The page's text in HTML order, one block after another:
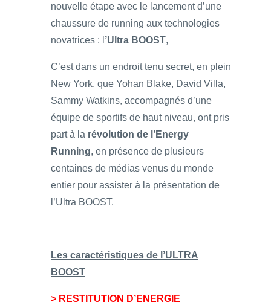
nouvelle étape avec le lancement d’une
chaussure de running aux technologies
novatrices : l ’Ultra BOOST,
C’est dans un endroit tenu secret, en plein
New York, que Yohan Blake, David Villa,
Sammy Watkins, accompagnés d’une
équipe de sportifs de haut niveau, ont pris
part à la révolution de l’Energy
Running, en présence de plusieurs
centaines de médias venus du monde
entier pour assister à la présentation de
l’Ultra BOOST.
Les caractéristiques de l’ULTRA
BOOST
> RESTITUTION D’ENERGIE